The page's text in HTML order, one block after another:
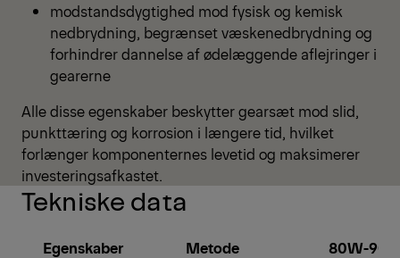
modstandsdygtighed mod fysisk og kemisk
nedbrydning, begrænset væskenedbrydning og
forhindrer dannelse af ødelæggende aflejringer i
gearerne
Alle disse egenskaber beskytter gearsæt mod slid,
punkttæring og korrosion i længere tid, hvilket
forlænger komponenternes levetid og maksimerer
investeringsafkastet.
Tekniske data
Egenskaber Metode 80W-90